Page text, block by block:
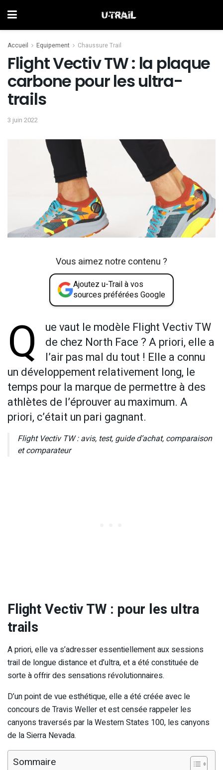
Accueil Equipement Chaussure Trail
Flight Vectiv TW : la plaque
carbone pour les ultra-
trails
3 juin 2022
Vous aimez notre contenu ?
Ajoutez u-Trail à vos
sources préférées Google
Q
ue vaut le modèle Flight Vectiv TW
de chez North Face ? A priori, elle a
l’air pas mal du tout ! Elle a connu
un développement relativement long, le
temps pour la marque de permettre à des
athlètes de l’éprouver au maximum. A
priori, c’était un pari gagnant.
Flight Vectiv TW : avis, test, guide d’achat, comparaison
et comparateur
Flight Vectiv TW : pour les ultra
trails
A priori, elle va s’adresser essentiellement aux sessions
trail de longue distance et d’ultra, et a été constituée de
sorte à offrir des sensations révolutionnaires.
D’un point de vue esthétique, elle a été créée avec le
concours de Travis Weller et est censée rappeler les
canyons traversés par la Western States 100, les canyons
de la Sierra Nevada.
Sommaire